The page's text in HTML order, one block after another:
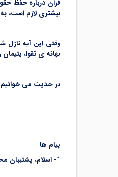
قرآن درباره حفظ
بیشتری لازم است،
وقتی این آیه نازل
بهانه ی تقوا،
در حدیث می خوانیم:
پیام ها:
1- اسلام، پشتیبان محرومان، ضعیفان و یتیمان است. «لاتقربوا مال الیتیم»